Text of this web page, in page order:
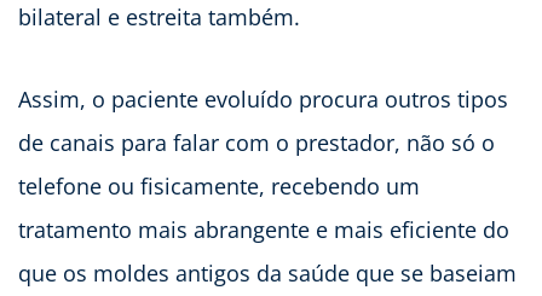
bilateral e estreita também.
Assim, o paciente evoluído procura outros tipos
de canais para falar com o prestador, não só o
telefone ou fisicamente, recebendo um
tratamento mais abrangente e mais eficiente do
que os moldes antigos da saúde que se baseiam